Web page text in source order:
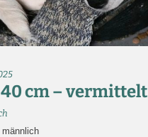
40 cm – vermittelt